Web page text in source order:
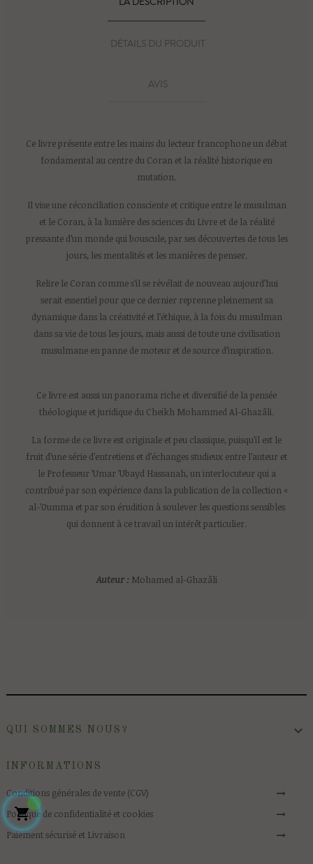
DÉTAILS DU PRODUIT
AVIS
Ce livre présente entre les mains du lecteur francophone un débat
fondamental au centre du Coran et la réalité historique en
mutation.
Il vise une réconciliation consciente et critique entre le musulman
et le Coran, à la lumière des sciences du Livre et de la réalité
pressante d’un monde qui bouscule, par ses découvertes de tous les
jours, les mentalités et les manières de penser.
Relire le Coran comme s’il se révélait de nouveau aujourd’hui
serait essentiel pour que ce dernier reprenne pleinement sa
dynamique dans la créativité et l’éthique, à la fois du musulman
dans sa vie de tous les jours, mais aussi de toute une civilisation
musulmane en panne de moteur et de source d’inspiration.
Ce livre est aussi un panorama riche et diversifié de la pensée
théologique et juridique du Cheikh Mohammed Al-Ghazâli.
La forme de ce livre est originale et peu classique, puisqu’il est le
fruit d’une série d’entretiens et d’échanges studieux entre l’auteur et
le Professeur ’Umar ’Ubayd Hassanah, un interlocuteur qui a
contribué par son expérience dans la publication de la collection «
al-’0umma et par son érudition à soulever les questions sensibles
qui donnent à ce travail un intérêt particulier.
Auteur : Mohamed al-Ghazâli
QUI SOMMES NOUS? 
INFORMATIONS
Conditions générales de vente (CGV)
Politique de confidentialité et cookies
Paiement sécurisé et Livraison
